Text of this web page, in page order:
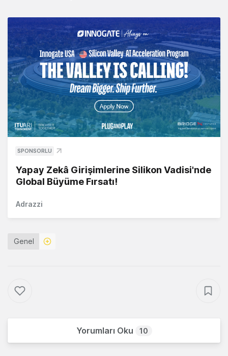
SPONSORLU
Yapay Zekâ Girişimlerine Silikon Vadisi'nde
Global Büyüme Fırsatı!
Adrazzi
Genel
Yorumları Oku 10